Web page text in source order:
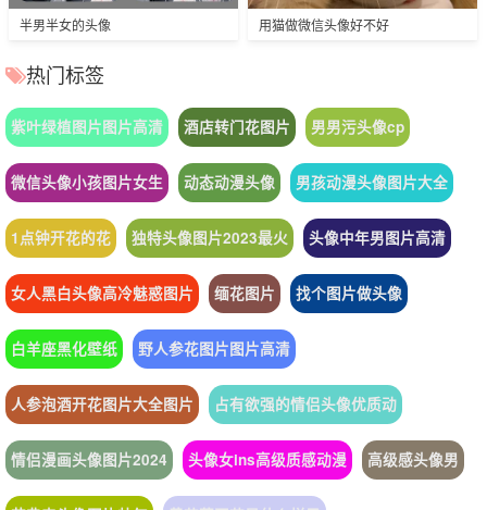
半男半女的头像 用猫做微信头像好不好
热门标签
紫叶绿植图片图片高清 酒店转门花图片 男男污头像cp
微信头像小孩图片女生 动态动漫头像 男孩动漫头像图片大全
1点钟开花的花 独特头像图片2023最火 头像中年男图片高清
女人黑白头像高冷魅惑图片 缅花图片 找个图片做头像
白羊座黑化壁纸 野人参花图片图片高清
人参泡酒开花图片大全图片 占有欲强的情侣头像优质动
情侣漫画头像图片2024 头像女ins高级质感动漫 高级感头像男